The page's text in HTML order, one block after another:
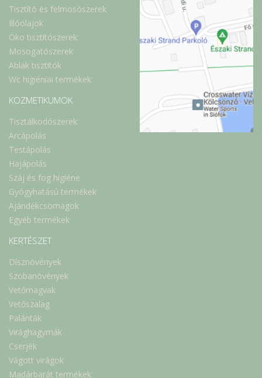
Tisztító és felmosószerek
Illóolajok
Öko tisztítószerek
Mosogatószerek
Ablak tisztítók
Wc higiéniai termékek
KOZMETIKUMOK
Tisztálkodószerek
Arcápolás
Testápolás
Hajápolás
Száj és fog higiéne
Gyógyhatású termékek
Ajándékcsomagok
Egyéb termékek
KERTÉSZET
Dísznövények
Szobanövények
Vetőmagvak
Vetőszalag
Palánták
Virághagymák
Cserjék
Vágott virágok
Madárbarát termékek